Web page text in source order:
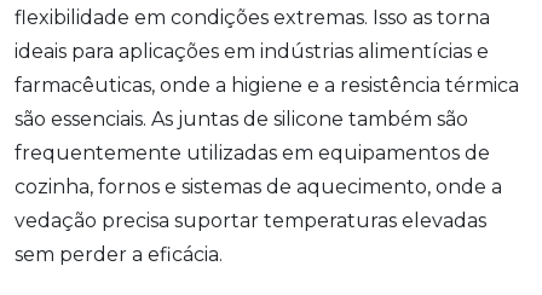
flexibilidade em condições extremas. Isso as torna
ideais para aplicações em indústrias alimentícias e
farmacêuticas, onde a higiene e a resistência térmica
são essenciais. As juntas de silicone também são
frequentemente utilizadas em equipamentos de
cozinha, fornos e sistemas de aquecimento, onde a
vedação precisa suportar temperaturas elevadas
sem perder a eficácia.